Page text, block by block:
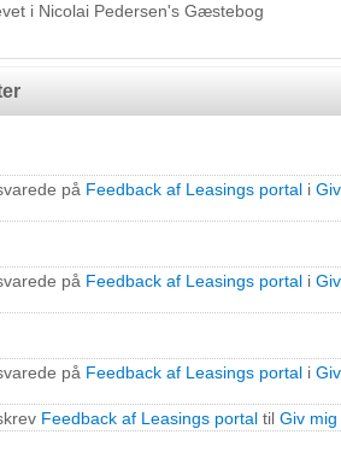
i Nicolai Pedersen's Gæstebog
på Feedback af Leasings portal i
på Feedback af Leasings portal i
på Feedback af Leasings portal i
Feedback af Leasings portal til Giv